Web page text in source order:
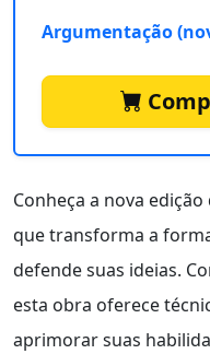
Argumentação
Conheça a nova edição
que transforma a
defende suas ideias.
esta obra oferece
aprimorar suas